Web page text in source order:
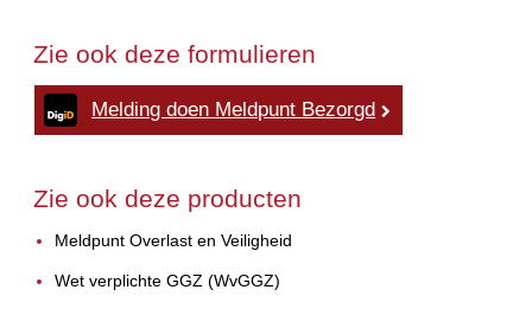
Zie ook deze formulieren
Melding doen Meldpunt Bezorgd
Zie ook deze producten
Meldpunt Overlast en Veiligheid
Wet verplichte GGZ (WvGGZ)